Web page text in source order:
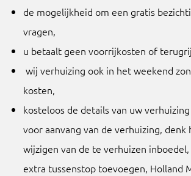
de mogelijkheid om een gratis
vragen,
u betaalt geen voorrijkosten of
wij verhuizing ook in het weekend
kosten,
kosteloos de details van uw
voor aanvang van de verhuizing, denk
wijzigen van de te verhuizen
extra tussenstop toevoegen, Holland